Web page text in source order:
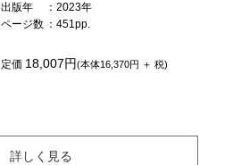
出版年
：2023年
ページ数 ：451pp.
定価 18,007円(本体16,370円 ＋ 税)
詳しく見る